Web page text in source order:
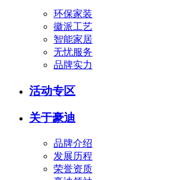
环保家装
徽派工艺
智能家居
无忧服务
品牌实力
活动专区
关于豪迪
品牌介绍
发展历程
荣誉资质